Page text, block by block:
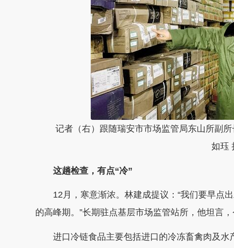
记者（右）跟随瑞安市市场监管局东山所副
如珏
这趟检查，有点“冷”
12月，寒意渐浓。林建成提议：“我们要早点
的高峰期。”长期驻点基层市场监管站所，他坦言
进口冷链食品主要包括进口的冷冻畜禽肉及